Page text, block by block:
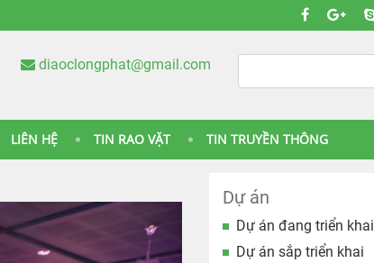
diaoclongphat@gmail.com
LIÊN HỆ TIN RAO VẶT TIN TRUYỀN THÔNG
Dự án
Dự án đang triển khai
Dự án sắp triển khai